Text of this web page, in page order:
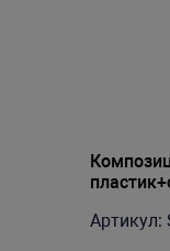
Артикул: